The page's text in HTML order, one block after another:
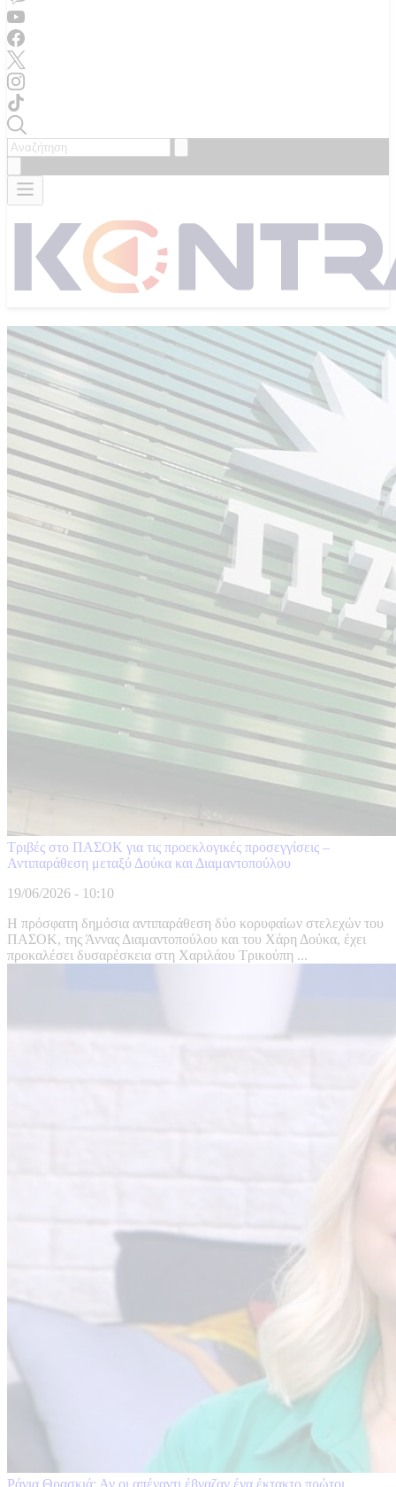
Τριβές στο ΠΑΣΟΚ για τις προεκλογικές προσεγγίσεις –
Αντιπαράθεση μεταξύ Δούκα και Διαμαντοπούλου
19/06/2026 - 10:10
Η πρόσφατη δημόσια αντιπαράθεση δύο κορυφαίων στελεχών του
ΠΑΣΟΚ, της Άννας Διαμαντοπούλου και του Χάρη Δούκα, έχει
προκαλέσει δυσαρέσκεια στη Χαριλάου Τρικούπη ...